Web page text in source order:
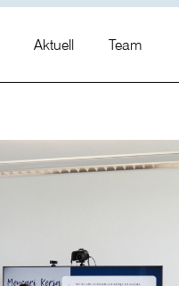
Aktuell Team